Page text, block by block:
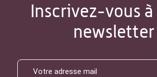
Inscrivez-vous
newsletter